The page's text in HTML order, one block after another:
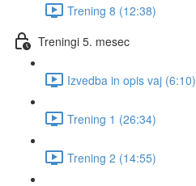
Trening 8 (12:38)
Treningi 5. mesec
Izvedba in opis vaj (6:10)
Trening 1 (26:34)
Trening 2 (14:55)